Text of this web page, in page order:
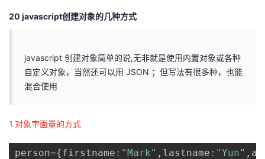
20 javascript创建对象的几种方式
javascript 创建对象简单的说,无非就是使用内置对象或各种
自定义对象，当然还可以用 JSON ；但写法有很多种，也能
混合使用
1.对象字面量的方式
person={firstname : "Mark" , lastname : "Yun" ,